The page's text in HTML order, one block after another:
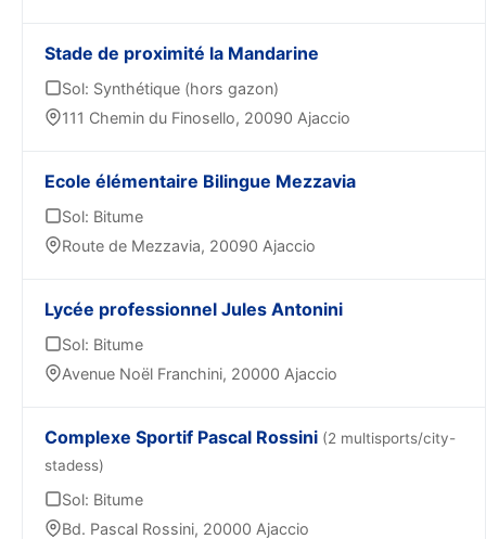
Stade de proximité la Mandarine
Sol: Synthétique (hors gazon)
111 Chemin du Finosello, 20090 Ajaccio
Ecole élémentaire Bilingue Mezzavia
Sol: Bitume
Route de Mezzavia, 20090 Ajaccio
Lycée professionnel Jules Antonini
Sol: Bitume
Avenue Noël Franchini, 20000 Ajaccio
Complexe Sportif Pascal Rossini (2 multisports/city-
stadess)
Sol: Bitume
Bd. Pascal Rossini, 20000 Ajaccio